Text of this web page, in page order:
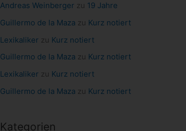
Andreas Weinberger zu 19 Jahre
Guillermo de la Maza zu Kurz notiert
Lexikaliker zu Kurz notiert
Guillermo de la Maza zu Kurz notiert
Lexikaliker zu Kurz notiert
Guillermo de la Maza zu Kurz notiert
Kategorien